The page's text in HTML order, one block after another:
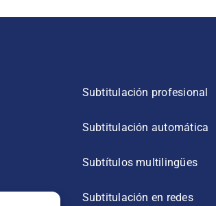
Subtitulación profesional
Subtitulación automática
Subtítulos multilingües
Subtitulación en redes